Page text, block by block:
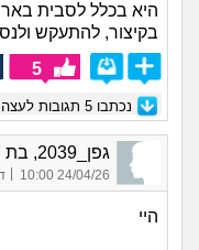
היא בכלל לסבית
בקיצור, להתעקש
5
נכתבו 5 תגובות לעצה
גפן_2039, בת 37, אורחת
24/04/26 10:00
היי